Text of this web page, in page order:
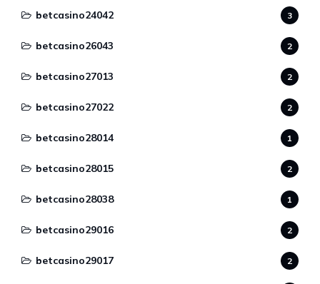
betcasino24042 3
betcasino26043 2
betcasino27013 2
betcasino27022 2
betcasino28014 1
betcasino28015 2
betcasino28038 1
betcasino29016 2
betcasino29017 2